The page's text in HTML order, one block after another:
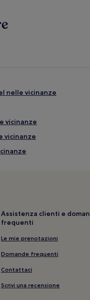
di Santa
dal centro di Oleiros
nelle vicinanze
vicinanze
vicinanze
vicinanze
vicinanze
vicinanze
Assistenza clienti e
frequenti
Le mie prenotazioni
Domande frequenti
Contattaci
Scrivi una recensione